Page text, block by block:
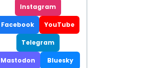
Instagram
Facebook YouTube
Telegram
Mastodon Bluesky